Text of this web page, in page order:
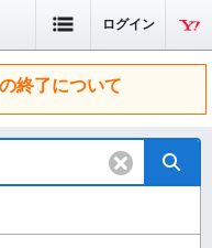
ログイン
終了について